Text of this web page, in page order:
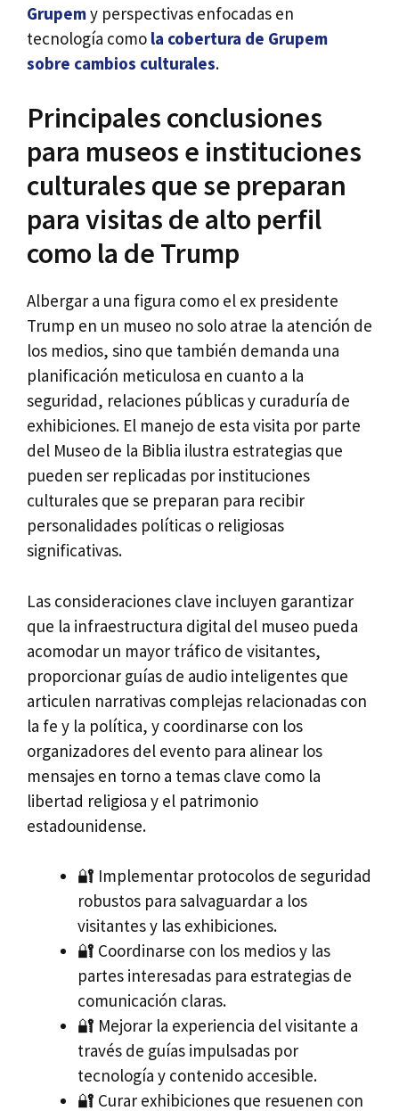
Grupemy perspectivas enfocadas en
tecnología como la cobertura de Grupem
sobre cambios culturales.
Principales conclusiones
para museos e instituciones
culturales que se preparan
para visitas de alto perfil
como la de Trump
Albergar a una figura como el ex presidente
Trump en un museo no solo atrae la atención de
los medios, sino que también demanda una
planificación meticulosa en cuanto a la
seguridad, relaciones públicas y curaduría de
exhibiciones. El manejo de esta visita por parte
del Museo de la Biblia ilustra estrategias que
pueden ser replicadas por instituciones
culturales que se preparan para recibir
personalidades políticas o religiosas
significativas.
Las consideraciones clave incluyen garantizar
que la infraestructura digital del museo pueda
acomodar un mayor tráfico de visitantes,
proporcionar guías de audio inteligentes que
articulen narrativas complejas relacionadas con
la fe y la política, y coordinarse con los
organizadores del evento para alinear los
mensajes en torno a temas clave como la
libertad religiosa y el patrimonio
estadounidense.
🔐 Implementar protocolos de seguridad
robustos para salvaguardar a los
visitantes y las exhibiciones.
🔐 Coordinarse con los medios y las
partes interesadas para estrategias de
comunicación claras.
🔐 Mejorar la experiencia del visitante a
través de guías impulsadas por
tecnología y contenido accesible.
🔐 Curar exhibiciones que resuenen con